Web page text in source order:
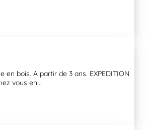
en bois. A partir de 3 ans. EXPEDITION
vous en...